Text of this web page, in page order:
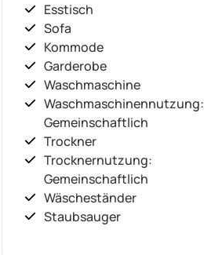
Esstisch
Sofa
Kommode
Garderobe
Waschmaschine
Waschmaschinennutzung:
Gemeinschaftlich
Trockner
Trocknernutzung:
Gemeinschaftlich
Wäscheständer
Staubsauger